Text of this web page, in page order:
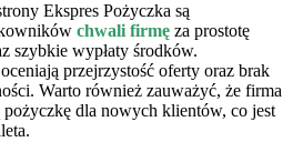
Ekspres Pożyczka są
chwali firmę za prostotę
szybkie wypłaty środków.
przejrzystość oferty oraz brak
Warto również zauważyć, że firma
dla nowych klientów, co jest